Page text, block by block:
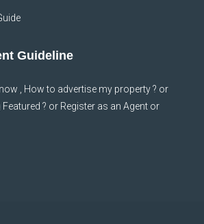
Guideline
, How to advertise my property ? or
? or Register as an Agent or